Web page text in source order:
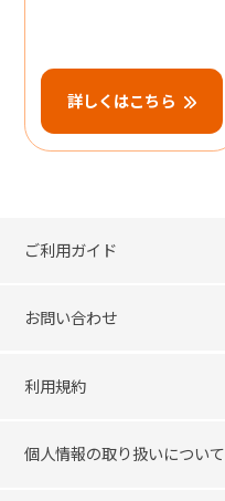
詳しくはこちら
ご利用ガイド
お問い合わせ
利用規約
個人情報の取り扱いについて